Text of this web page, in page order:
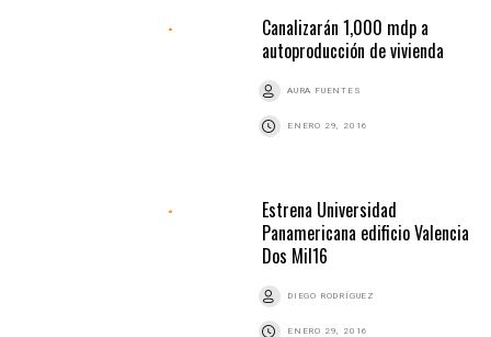
Canalizarán 1,000 mdp a
autoproducción de vivienda
AURA FUENTES
ENERO 29, 2016
Estrena Universidad
Panamericana edificio Valencia
Dos Mil16
DIEGO RODRÍGUEZ
ENERO 29, 2016